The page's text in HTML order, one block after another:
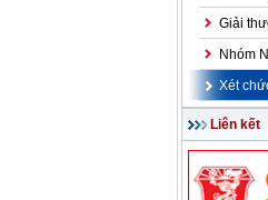
Giải
Nhóm
Xét
Liên kết